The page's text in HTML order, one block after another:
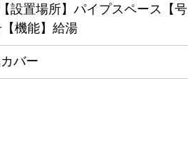
設置場所】パイプスペース【号
機能】給湯
バー